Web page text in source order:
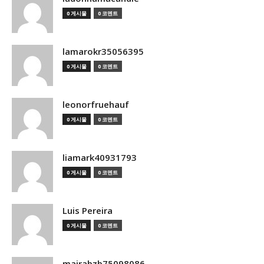
0 게시물 0 코멘트
lamarokr35056395
0 게시물 0 코멘트
leonorfruehauf
0 게시물 0 코멘트
liamark40931793
0 게시물 0 코멘트
Luis Pereira
0 게시물 0 코멘트